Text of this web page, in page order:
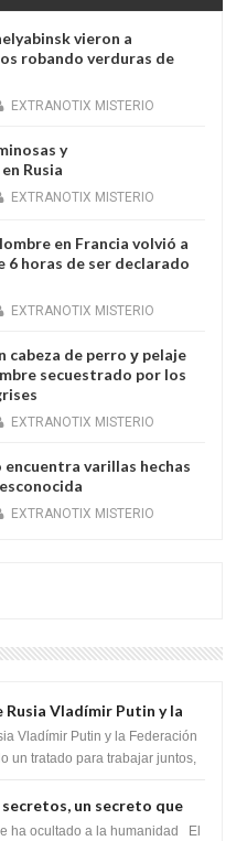
vieron a
robando verduras de
EXTRANOTIX MISTERIO
y
Rusia
EXTRANOTIX MISTERIO
en Francia volvió a
6 horas de ser declarado
EXTRANOTIX MISTERIO
cabeza de perro у pelaje
secuestrado por los
EXTRANOTIX MISTERIO
varillas hechas
EXTRANOTIX MISTERIO
Rusia Vladímir Putin y la
han firmado un
con los Sionistas?
Vladímir Putin y la Federación
un tratado para trabajar juntos,
un secreto que
el destino de la
ha ocultado a la humanidad El